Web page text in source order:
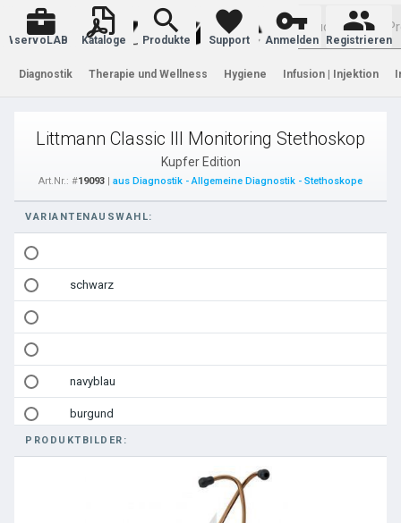
Warenkorb
servoLAB Kataloge Produkte Support Anmelden Registrieren
Diagnostik Therapie und Wellness Hygiene Infusion | Injektion
Littmann Classic III Monitoring Stethoskop
Kupfer Edition
Art.Nr.: #19093 | aus Diagnostik - Allgemeine Diagnostik - Stethoskope
VARIANTENAUSWAHL:
schwarz
navyblau
burgund
grau
PRODUKTBILDER: